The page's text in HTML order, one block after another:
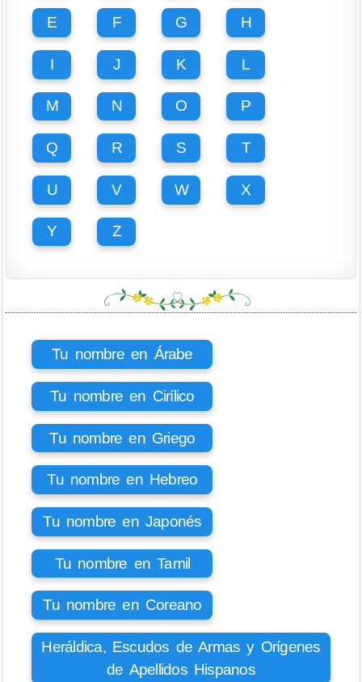
E F G H
I J K L
M N O P
Q R S T
U V W X
Y Z
Tu nombre en Árabe
Tu nombre en Cirílico
Tu nombre en Griego
Tu nombre en Hebreo
Tu nombre en Japonés
Tu nombre en Tamil
Tu nombre en Coreano
Heráldica, Escudos de Armas y Orígenes
de Apellidos Hispanos